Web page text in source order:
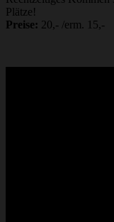
Plätze!
Preise: 20,- /erm. 15,-